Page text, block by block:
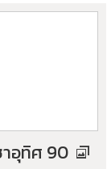
อุทิศ 90